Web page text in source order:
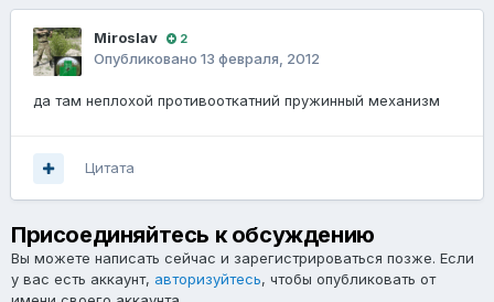
Miroslav 2
Опубликовано 13 февраля, 2012
да там неплохой противооткатний пружинный механизм
Цитата
Присоединяйтесь к обсуждению
Вы можете написать сейчас и зарегистрироваться позже. Если
у вас есть аккаунт, авторизуйтесь, чтобы опубликовать от